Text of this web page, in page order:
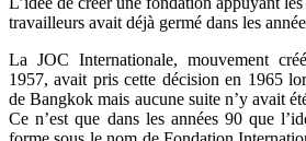
travailleurs avait déjà germé dans les
La JOC Internationale, mouvement
1957, avait pris cette décision en 1965
de Bangkok mais aucune suite n’y avait
Ce n’est que dans les années 90 que